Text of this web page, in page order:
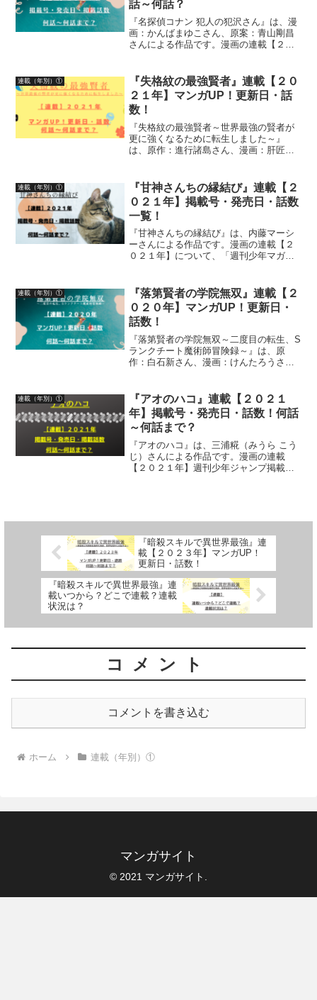
話～何話？
『名探偵コナン 犯人の犯沢さん』は、漫
画：かんばまゆこさん、原案：青山剛昌
さんによる作品です。漫画の連載【２０
紹介しています
連載（年別）①
『失格紋の最強賢者』連載【２０
２１年】マンガUP！更新日・話
数！
『失格紋の最強賢者～世界最強の賢者が
更に強くなるために転生しました～』
は、原作：進行諸島さん、漫画：肝匠＆
１年】マンガUP！更新日、話数につい
て、詳しく紹介しています
連載（年別）①
『甘神さんちの縁結び』連載【２
０２１年】掲載号・発売日・話数
一覧！
『甘神さんちの縁結び』は、内藤マーシ
ーさんによる作品です。漫画の連載【２
０２１年】について、「週刊少年マガジ
連載（年別）①
『落第賢者の学院無双』連載【２
０２０年】マンガUP！更新日・
話数！
『落第賢者の学院無双～二度目の転生、S
ランクチート魔術師冒険録～』は、原
作：白石新さん、漫画：けんたろうさ
年】マンガUP！更新日、話数について、
詳しく紹介しています
連載（年別）①
『アオのハコ』連載【２０２１
年】掲載号・発売日・話数！何話
～何話まで？
『アオのハコ』は、三浦糀（みうら こう
じ）さんによる作品です。漫画の連載
【２０２１年】週刊少年ジャンプ掲載
『暗殺スキルで異世界最強』連
載【２０２３年】マンガUP！
更新日・話数！
『暗殺スキルで異世界最強』連
載いつから？どこで連載？連載
状況は？
コメント
コメントを書き込む
ホーム 連載（年別）①
マンガサイト
© 2021 マンガサイト.